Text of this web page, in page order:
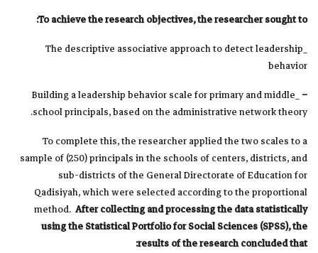
To achieve the research objectives, the researcher sought to:
_The descriptive associative approach to detect leadership
behavior
–
_Building a leadership behavior scale for primary and middle
school principals, based on the administrative network theory.
To complete this, the researcher applied the two scales to a
sample of (250) principals in the schools of centers, districts, and
sub-districts of the General Directorate of Education for
Qadisiyah, which were selected according to the proportional
method. After collecting and processing the data statistically
using the Statistical Portfolio for Social Sciences (SPSS), the
results of the research concluded that: